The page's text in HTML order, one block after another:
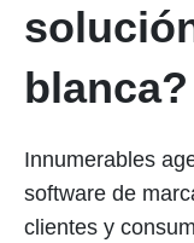
blanca?
Innumerables
software de
clientes y